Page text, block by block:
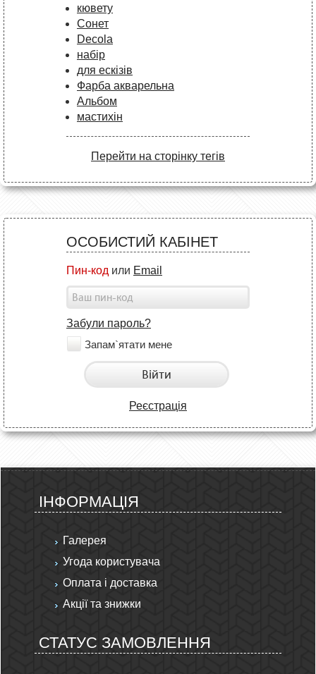
кювету
Сонет
Decola
набір
для ескізів
Фарба акварельна
Альбом
мастихін
Перейти на сторінку тегів
ОСОБИСТИЙ КАБІНЕТ
Пин-код или Email
Забули пароль?
Запам`ятати мене
Війти
Реєстрація
ІНФОРМАЦІЯ
Галерея
Угода користувача
Оплата і доставка
Акції та знижки
СТАТУС ЗАМОВЛЕННЯ